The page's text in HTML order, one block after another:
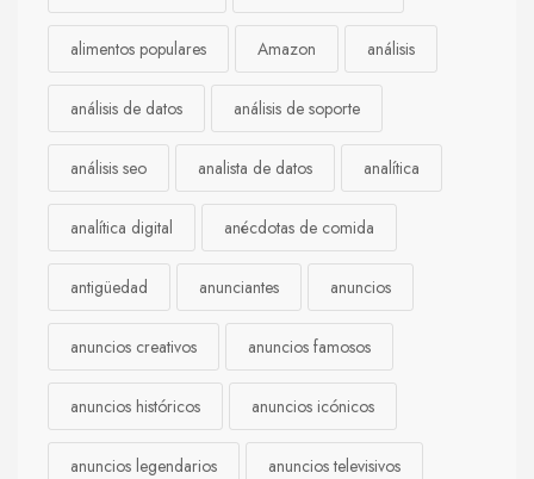
alimentos populares Amazon análisis
análisis de datos análisis de soporte
análisis seo analista de datos analítica
analítica digital anécdotas de comida
antigüedad anunciantes anuncios
anuncios creativos anuncios famosos
anuncios históricos anuncios icónicos
anuncios legendarios anuncios televisivos